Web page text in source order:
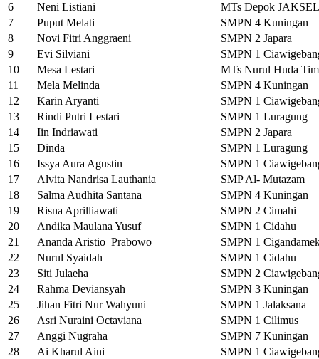
6
Neni Listiani
MTs Depok JAKSEL
7
Puput Melati
SMPN 4 Kuningan
8
Novi Fitri Anggraeni
SMPN 2 Japara
9
Evi Silviani
SMPN 1
10
Mesa Lestari
MTs Nurul Huda
11
Mela Melinda
SMPN 4 Kuningan
12
Karin Aryanti
SMPN 1
13
Rindi Putri Lestari
SMPN 1 Luragung
14
Iin Indriawati
SMPN 2 Japara
15
Dinda
SMPN 1 Luragung
16
Issya Aura Agustin
SMPN 1
17
Alvita Nandrisa Lauthania
SMP Al- Mutazam
18
Salma Audhita Santana
SMPN 4 Kuningan
19
Risna Aprilliawati
SMPN 2 Cimahi
20
Andika Maulana Yusuf
SMPN 1 Cidahu
21
Ananda Aristio Prabowo
SMPN 1
22
Nurul Syaidah
SMPN 1 Cidahu
23
Siti Julaeha
SMPN 2
24
Rahma Deviansyah
SMPN 3 Kuningan
25
Jihan Fitri Nur Wahyuni
SMPN 1 Jalaksana
26
Asri Nuraini Octaviana
SMPN 1 Cilimus
27
Anggi Nugraha
SMPN 7 Kuningan
28
Ai Kharul Aini
SMPN 1